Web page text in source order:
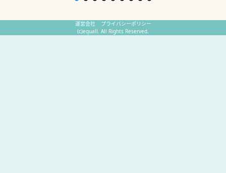
運営会社
プライバシーポリシー
(c)equall. All Rights Reserved.